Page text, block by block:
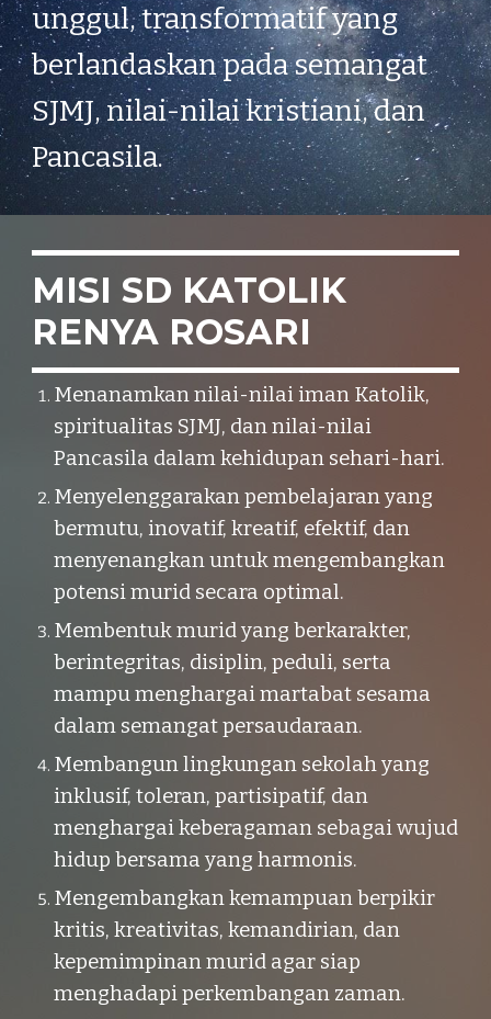
unggul, transformatif yang
berlandaskan pada semangat
SJMJ, nilai-nilai kristiani, dan
Pancasila.
MISI SD KATOLIK
RENYA ROSARI
Menanamkan nilai-nilai iman Katolik,
spiritualitas SJMJ, dan nilai-nilai
Pancasila dalam kehidupan sehari-hari.
Menyelenggarakan pembelajaran yang
bermutu, inovatif, kreatif, efektif, dan
menyenangkan untuk mengembangkan
potensi murid secara optimal.
Membentuk murid yang berkarakter,
berintegritas, disiplin, peduli, serta
mampu menghargai martabat sesama
dalam semangat persaudaraan.
Membangun lingkungan sekolah yang
inklusif, toleran, partisipatif, dan
menghargai keberagaman sebagai wujud
hidup bersama yang harmonis.
Mengembangkan kemampuan berpikir
kritis, kreativitas, kemandirian, dan
kepemimpinan murid agar siap
menghadapi perkembangan zaman.